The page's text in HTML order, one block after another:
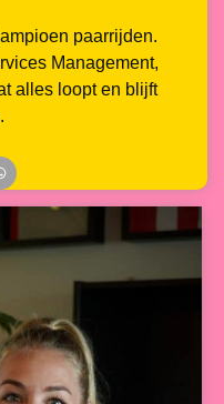
paarrijden.
Management,
alles loopt en blijft